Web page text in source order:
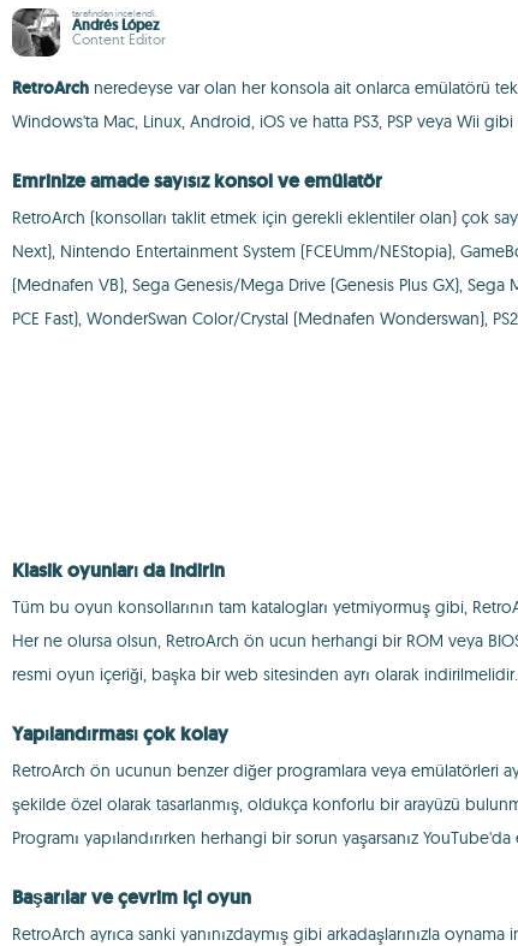
tarafından incelendi.
Andrés López
Content Editor
RetroArch neredeyse var olan her konsola ait onlarca emülatörü
Windows'ta Mac, Linux, Android, iOS ve hatta PS3, PSP veya Wii gibi
Emrinize amade sayısız konsol ve emülatör
RetroArch (konsolları taklit etmek için gerekli eklentiler olan) çok
Next), Nintendo Entertainment System (FCEUmm/NEStopia),
(Mednafen VB), Sega Genesis/Mega Drive (Genesis Plus GX), Sega
PCE Fast), WonderSwan Color/Crystal (Mednafen Wonderswan),
Klasik oyunları da indirin
Tüm bu oyun konsollarının tam katalogları yetmiyormuş gibi,
Her ne olursa olsun, RetroArch ön ucun herhangi bir ROM veya
resmi oyun içeriği, başka bir web sitesinden ayrı olarak indirilmelidir.
Yapılandırması çok kolay
RetroArch ön ucunun benzer diğer programlara veya emülatörleri
şekilde özel olarak tasarlanmış, oldukça konforlu bir arayüzü
Programı yapılandırırken herhangi bir sorun yaşarsanız
Başarılar ve çevrim içi oyun
RetroArch ayrıca sanki yanınızdaymış gibi arkadaşlarınızla